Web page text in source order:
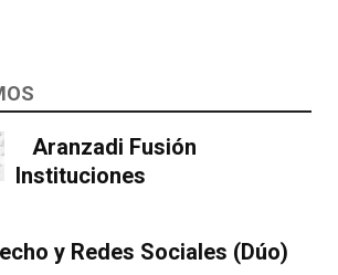
Aranzadi Fusión
Instituciones
y Redes Sociales (Dúo)